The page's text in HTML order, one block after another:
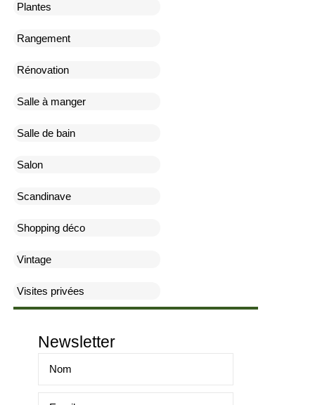
Plantes
Rangement
Rénovation
Salle à manger
Salle de bain
Salon
Scandinave
Shopping déco
Vintage
Visites privées
Newsletter